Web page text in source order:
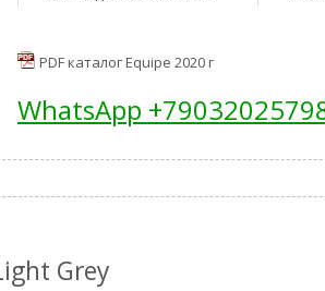
PDF каталог Equipe 2020 г
WhatsApp
Grey